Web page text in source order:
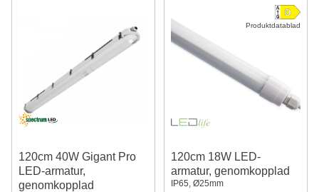
120cm 40W Gigant Pro
LED-armatur,
genomkopplad
Produktdatablad
120cm 18W LED-
armatur, genomkopplad
IP65, Ø25mm